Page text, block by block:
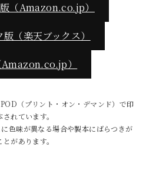
（Amazon.co.jp）
（楽天ブックス）
Amazon.co.jp）
（プリント・オン・デマンド）で印
れています。
色味が異なる場合や製本にばらつきが
があります。